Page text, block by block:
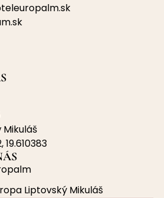
Mikuláš
19.610383
Liptovský Mikuláš